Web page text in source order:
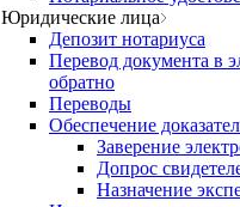
Юридические лица
Депозит нотариуса
Перевод документа в
обратно
Переводы
Обеспечение
Заверение
Допрос
Назначение